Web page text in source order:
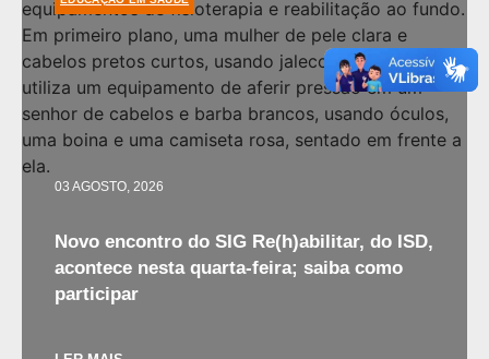
03 AGOSTO, 2026
Novo encontro do SIG Re(h)abilitar, do ISD,
acontece nesta quarta-feira; saiba como
participar